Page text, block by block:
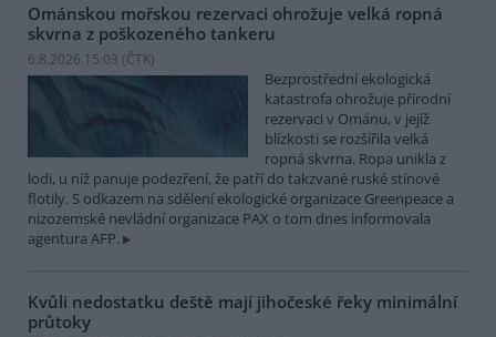
Ománskou mořskou rezervaci ohrožuje velká ropná
skvrna z poškozeného tankeru
6.8.2026 15:03 (ČTK)
Bezprostřední ekologická
katastrofa ohrožuje přírodní
rezervaci v Ománu, v jejíž
blízkosti se rozšířila velká
ropná skvrna. Ropa unikla z
lodi, u níž panuje podezření, že patří do takzvané ruské stínové
flotily. S odkazem na sdělení ekologické organizace Greenpeace a
nizozemské nevládní organizace PAX o tom dnes informovala
agentura AFP.
Kvůli nedostatku deště mají jihočeské řeky minimální
průtoky